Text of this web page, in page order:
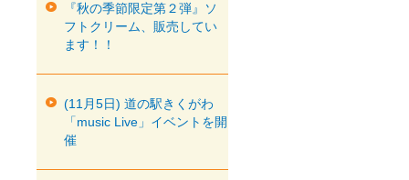
『秋の季節限定第２弾』ソ
フトクリーム、販売してい
ます！！
(11月5日) 道の駅きくがわ
「music Live」イベントを開
催